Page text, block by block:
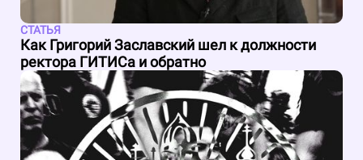
СТАТЬЯ
Как Григорий Заславский шел к должности
ректора ГИТИСа и обратно